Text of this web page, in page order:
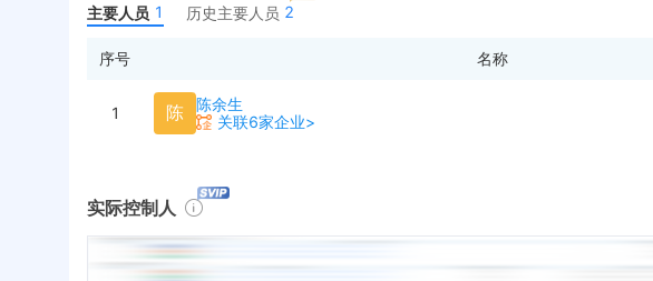
主要人员 1 历史主要人员 2
序号 名称
1 陈
陈余生
关联6家企业>
实际控制人